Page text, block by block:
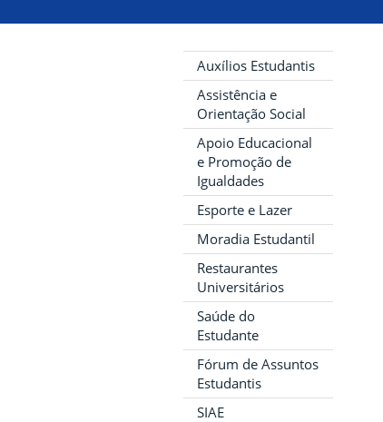
Auxílios Estudantis
Assistência e
Orientação Social
Apoio Educacional
e Promoção de
Igualdades
Esporte e Lazer
Moradia Estudantil
Restaurantes
Universitários
Saúde do
Estudante
Fórum de Assuntos
Estudantis
SIAE